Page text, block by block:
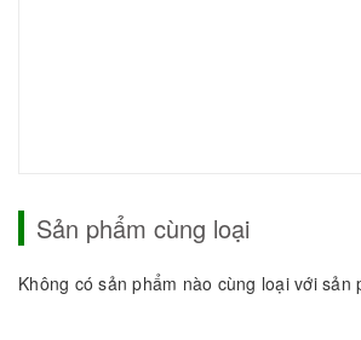
Sản phẩm cùng loại
Không có sản phẩm nào cùng loại với sản